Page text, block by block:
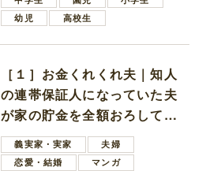
幼児
高校生
［１］お金くれくれ夫｜知人
の連帯保証人になっていた夫
が家の貯金を全額おろしてほ
しいと言ってきた
義実家・実家
夫婦
恋愛・結婚
マンガ